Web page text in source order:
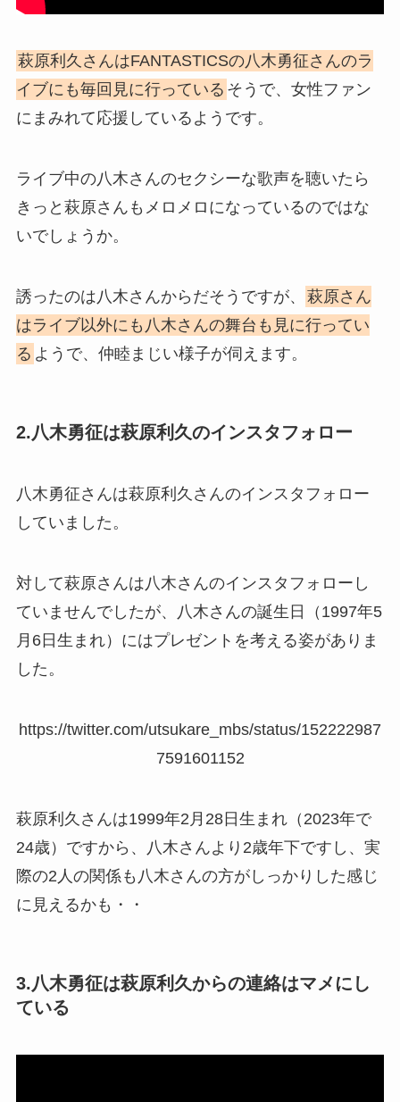
萩原利久さんはFANTASTICSの八木勇征さんのラ
イブにも毎回見に行っている そうで、女性ファン
にまみれて応援しているようです。
ライブ中の八木さんのセクシーな歌声を聴いたら
きっと萩原さんもメロメロになっているのではな
いでしょうか。
誘ったのは八木さんからだそうですが、
萩原さん
はライブ以外にも八木さんの舞台も見に行ってい
る ようで、仲睦まじい様子が伺えます。
2.八木勇征は萩原利久のインスタフォロー
八木勇征さんは萩原利久さんのインスタフォロー
していました。
対して萩原さんは八木さんのインスタフォローし
ていませんでしたが、八木さんの誕生日（1997年5
月6日生まれ）にはプレゼントを考える姿がありま
した。
https://twitter.com/utsukare_mbs/status/152222987
7591601152
萩原利久さんは1999年2月28日生まれ（2023年で
24歳）ですから、八木さんより2歳年下ですし、実
際の2人の関係も八木さんの方がしっかりした感じ
に見えるかも・・
3.八木勇征は萩原利久からの連絡はマメにし
ている